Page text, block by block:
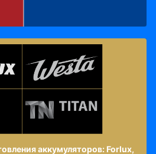
аккумуляторов: Forlux,